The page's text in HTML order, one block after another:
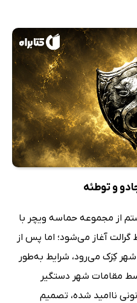
و توطئه
از مجموعه حماسه ویچر با
آغاز می‌شود؛ اما پس از
شهر کِرَک می‌رود، شرایط به‌طور
مقامات شهر دستگیر
ناامید شده، تصمیم